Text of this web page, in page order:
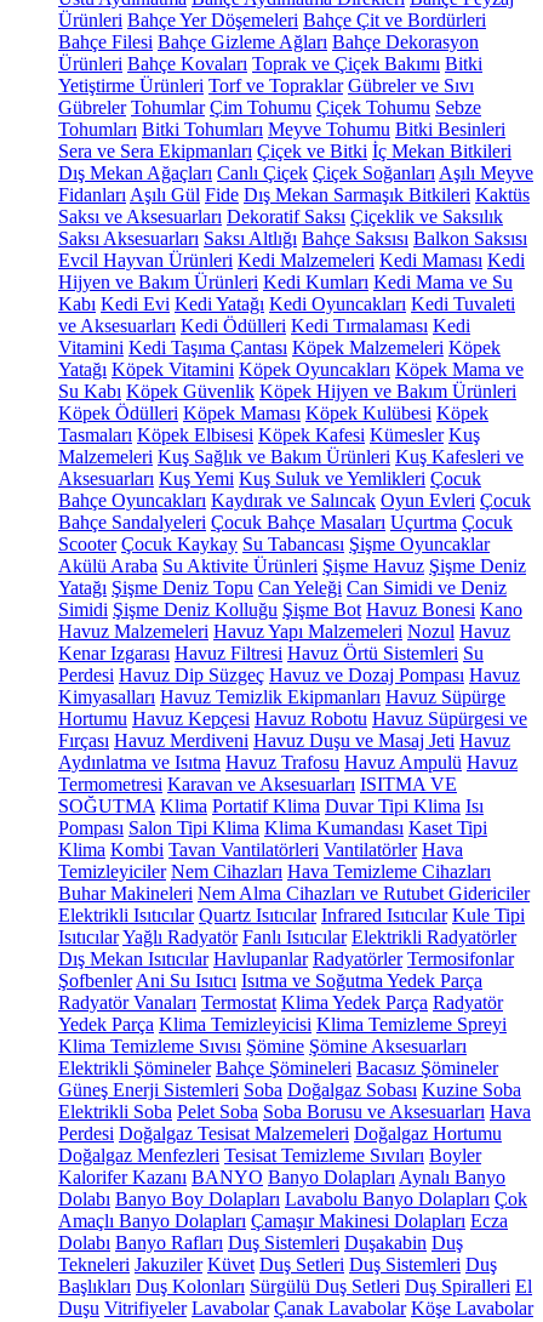
Ürünleri Bahçe Yer Döşemeleri Bahçe Çit ve Bordürleri
Bahçe Filesi Bahçe Gizleme Ağları Bahçe Dekorasyon
Ürünleri Bahçe Kovaları Toprak ve Çiçek Bakımı Bitki
Yetiştirme Ürünleri Torf ve Topraklar Gübreler ve Sıvı
Gübreler Tohumlar Çim Tohumu Çiçek Tohumu Sebze
Tohumları Bitki Tohumları Meyve Tohumu Bitki Besinleri
Sera ve Sera Ekipmanları Çiçek ve Bitki İç Mekan Bitkileri
Dış Mekan Ağaçları Canlı Çiçek Çiçek Soğanları Aşılı Meyve
Fidanları Aşılı Gül Fide Dış Mekan Sarmaşık Bitkileri Kaktüs
Saksı ve Aksesuarları Dekoratif Saksı Çiçeklik ve Saksılık
Saksı Aksesuarları Saksı Altlığı Bahçe Saksısı Balkon Saksısı
Evcil Hayvan Ürünleri Kedi Malzemeleri Kedi Maması Kedi
Hijyen ve Bakım Ürünleri Kedi Kumları Kedi Mama ve Su
Kabı Kedi Evi Kedi Yatağı Kedi Oyuncakları Kedi Tuvaleti
ve Aksesuarları Kedi Ödülleri Kedi Tırmalaması Kedi
Vitamini Kedi Taşıma Çantası Köpek Malzemeleri Köpek
Yatağı Köpek Vitamini Köpek Oyuncakları Köpek Mama ve
Su Kabı Köpek Güvenlik Köpek Hijyen ve Bakım Ürünleri
Köpek Ödülleri Köpek Maması Köpek Kulübesi Köpek
Tasmaları Köpek Elbisesi Köpek Kafesi Kümesler Kuş
Malzemeleri Kuş Sağlık ve Bakım Ürünleri Kuş Kafesleri ve
Aksesuarları Kuş Yemi Kuş Suluk ve Yemlikleri Çocuk
Bahçe Oyuncakları Kaydırak ve Salıncak Oyun Evleri Çocuk
Bahçe Sandalyeleri Çocuk Bahçe Masaları Uçurtma Çocuk
Scooter Çocuk Kaykay Su Tabancası Şişme Oyuncaklar
Akülü Araba Su Aktivite Ürünleri Şişme Havuz Şişme Deniz
Yatağı Şişme Deniz Topu Can Yeleği Can Simidi ve Deniz
Simidi Şişme Deniz Kolluğu Şişme Bot Havuz Bonesi Kano
Havuz Malzemeleri Havuz Yapı Malzemeleri Nozul Havuz
Kenar Izgarası Havuz Filtresi Havuz Örtü Sistemleri Su
Perdesi Havuz Dip Süzgeç Havuz ve Dozaj Pompası Havuz
Kimyasalları Havuz Temizlik Ekipmanları Havuz Süpürge
Hortumu Havuz Kepçesi Havuz Robotu Havuz Süpürgesi ve
Fırçası Havuz Merdiveni Havuz Duşu ve Masaj Jeti Havuz
Aydınlatma ve Isıtma Havuz Trafosu Havuz Ampulü Havuz
Termometresi Karavan ve Aksesuarları ISITMA VE
SOĞUTMA Klima Portatif Klima Duvar Tipi Klima Isı
Pompası Salon Tipi Klima Klima Kumandası Kaset Tipi
Klima Kombi Tavan Vantilatörleri Vantilatörler Hava
Temizleyiciler Nem Cihazları Hava Temizleme Cihazları
Buhar Makineleri Nem Alma Cihazları ve Rutubet Gidericiler
Elektrikli Isıtıcılar Quartz Isıtıcılar Infrared Isıtıcılar Kule Tipi
IsıtıcılarYağlı Radyatör Fanlı Isıtıcılar Elektrikli Radyatörler
Dış Mekan Isıtıcılar Havlupanlar Radyatörler Termosifonlar
Şofbenler Ani Su Isıtıcı Isıtma ve Soğutma Yedek Parça
Radyatör Vanaları Termostat Klima Yedek Parça Radyatör
Yedek Parça Klima Temizleyicisi Klima Temizleme Spreyi
Klima Temizleme Sıvısı Şömine Şömine Aksesuarları
Elektrikli Şömineler Bahçe Şömineleri Bacasız Şömineler
Güneş Enerji Sistemleri Soba Doğalgaz Sobası Kuzine Soba
Elektrikli Soba Pelet Soba Soba Borusu ve Aksesuarları Hava
Perdesi Doğalgaz Tesisat Malzemeleri Doğalgaz Hortumu
Doğalgaz Menfezleri Tesisat Temizleme Sıvıları Boyler
Kalorifer Kazanı BANYO Banyo Dolapları Aynalı Banyo
Dolabı Banyo Boy Dolapları Lavabolu Banyo Dolapları Çok
Amaçlı Banyo Dolapları Çamaşır Makinesi Dolapları Ecza
Dolabı Banyo Rafları Duş Sistemleri Duşakabin Duş
Tekneleri Jakuziler Küvet Duş Setleri Duş Sistemleri Duş
Başlıkları Duş Kolonları Sürgülü Duş Setleri Duş Spiralleri El
Duşu Vitrifiyeler Lavabolar Çanak Lavabolar Köşe Lavabolar